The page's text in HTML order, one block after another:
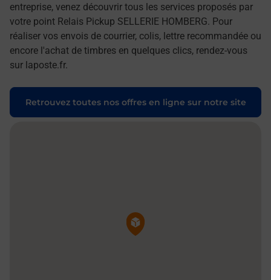
entreprise, venez découvrir tous les services proposés par
votre point Relais Pickup SELLERIE HOMBERG. Pour
réaliser vos envois de courrier, colis, lettre recommandée ou
encore l'achat de timbres en quelques clics, rendez-vous
sur laposte.fr.
Retrouvez toutes nos offres en ligne sur notre site
Pin de la carte